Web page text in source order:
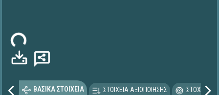
ΒΑΣΙΚΑ ΣΤΟΙΧΕΙΑ ΣΤΟΙΧΕΙΑ ΑΞΙΟΠΟΙΗΣΗΣ